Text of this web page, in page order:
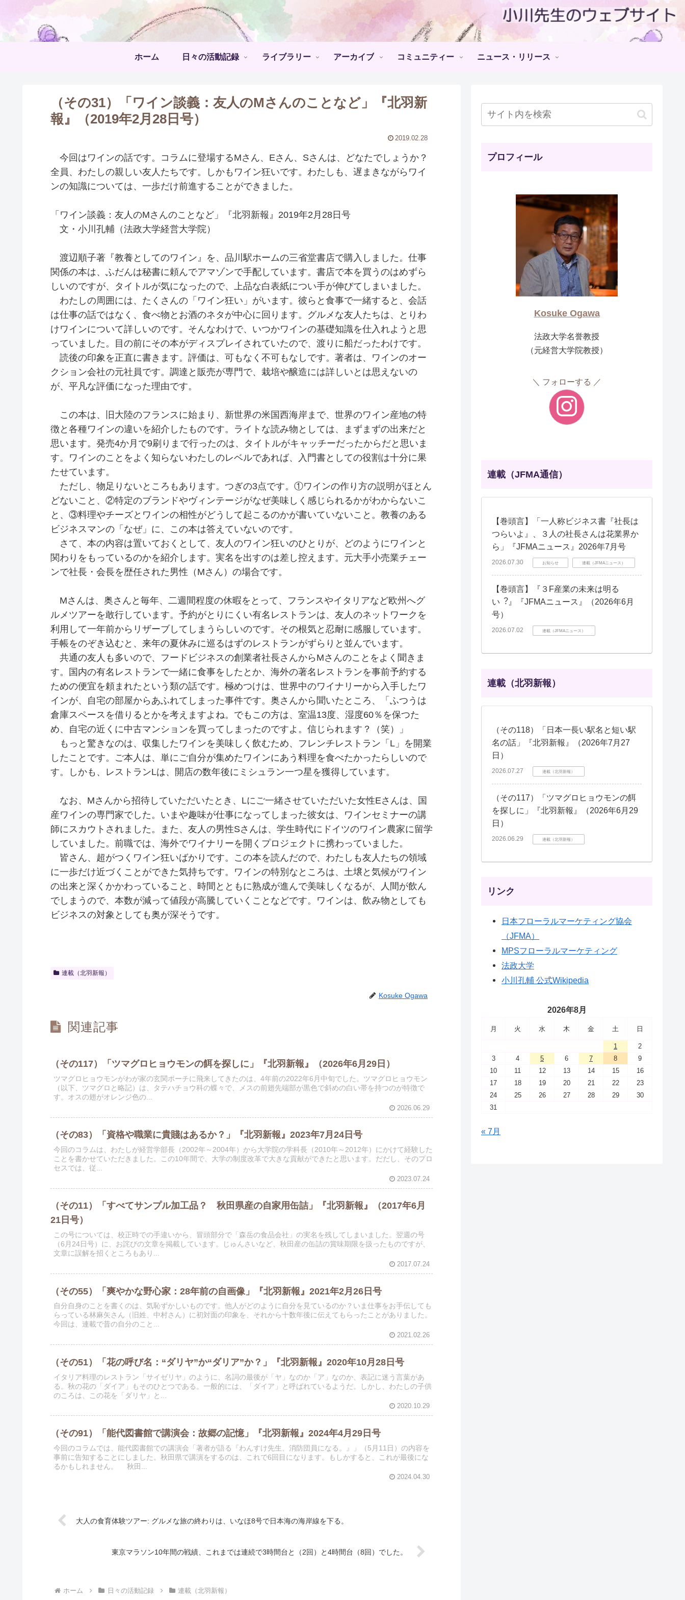
ホーム 日々の活動記録 ライブラリー アーカイブ コミュニティー ニュース・リリース
（その31）「ワイン談義：友人のMさんのことなど」『北羽新
報』（2019年2月28日号）
2019.02.28
今回はワインの話です。コラムに登場するMさん、Eさん、Sさんは、どなたでしょうか？
全員、わたしの親しい友人たちです。しかもワイン狂いです。わたしも、遅まきながらワイ
ンの知識については、一歩だけ前進することができました。
「ワイン談義：友人のMさんのことなど」『北羽新報』2019年2月28日号
文・小川孔輔（法政大学経営大学院）
渡辺順子著『教養としてのワイン』を、品川駅ホームの三省堂書店で購入しました。仕事
関係の本は、ふだんは秘書に頼んでアマゾンで手配しています。書店で本を買うのはめずら
しいのですが、タイトルが気になったので、上品な白表紙につい手が伸びてしまいました。
わたしの周囲には、たくさんの「ワイン狂い」がいます。彼らと食事で一緒すると、会話
は仕事の話ではなく、食べ物とお酒のネタが中心に回ります。グルメな友人たちは、とりわ
けワインについて詳しいのです。そんなわけで、いつかワインの基礎知識を仕入れようと思
っていました。目の前にその本がディスプレイされていたので、渡りに船だったわけです。
読後の印象を正直に書きます。評価は、可もなく不可もなしです。著者は、ワインのオー
クション会社の元社員です。調達と販売が専門で、栽培や醸造には詳しいとは思えないの
が、平凡な評価になった理由です。
この本は、旧大陸のフランスに始まり、新世界の米国西海岸まで、世界のワイン産地の特
徴と各種ワインの違いを紹介したものです。ライトな読み物としては、まずまずの出来だと
思います。発売4か月で9刷りまで行ったのは、タイトルがキャッチーだったからだと思いま
す。ワインのことをよく知らないわたしのレベルであれば、入門書としての役割は十分に果
たせています。
ただし、物足りないところもあります。つぎの3点です。①ワインの作り方の説明がほとん
どないこと、②特定のブランドやヴィンテージがなぜ美味しく感じられるかがわからないこ
と、③料理やチーズとワインの相性がどうして起こるのかが書いていないこと。教養のある
ビジネスマンの「なぜ」に、この本は答えていないのです。
さて、本の内容は置いておくとして、友人のワイン狂いのひとりが、どのようにワインと
関わりをもっているのかを紹介します。実名を出すのは差し控えます。元大手小売業チェー
ンで社長・会長を歴任された男性（Mさん）の場合です。
Mさんは、奥さんと毎年、二週間程度の休暇をとって、フランスやイタリアなど欧州へグ
ルメツアーを敢行しています。予約がとりにくい有名レストランは、友人のネットワークを
利用して一年前からリザーブしてしまうらしいのです。その根気と忍耐に感服しています。
手帳をのぞき込むと、来年の夏休みに巡るはずのレストランがずらりと並んでいます。
共通の友人も多いので、フードビジネスの創業者社長さんからMさんのことをよく聞きま
す。国内の有名レストランで一緒に食事をしたとか、海外の著名レストランを事前予約する
ための便宜を頼まれたという類の話です。極めつけは、世界中のワイナリーから入手したワ
インが、自宅の部屋からあふれてしまった事件です。奥さんから聞いたところ、「ふつうは
倉庫スペースを借りるとかを考えますよね。でもこの方は、室温13度、湿度60％を保つた
め、自宅の近くに中古マンションを買ってしまったのですよ。信じられます？（笑）」
もっと驚きなのは、収集したワインを美味しく飲むため、フレンチレストラン「L」を開業
したことです。ご本人は、単にご自分が集めたワインにあう料理を食べたかったらしいので
す。しかも、レストランLは、開店の数年後にミシュラン一つ星を獲得しています。
なお、Mさんから招待していただいたとき、Lにご一緒させていただいた女性Eさんは、国
産ワインの専門家でした。いまや趣味が仕事になってしまった彼女は、ワインセミナーの講
師にスカウトされました。また、友人の男性Sさんは、学生時代にドイツのワイン農家に留学
していました。前職では、海外でワイナリーを開くプロジェクトに携わっていました。
皆さん、超がつくワイン狂いばかりです。この本を読んだので、わたしも友人たちの領域
に一歩だけ近づくことができた気持ちです。ワインの特別なところは、土壌と気候がワイン
の出来と深くかかわっていること、時間とともに熟成が進んで美味しくなるが、人間が飲ん
でしまうので、本数が減って値段が高騰していくことなどです。ワインは、飲み物としても
ビジネスの対象としても奥が深そうです。
連載（北羽新報）
Kosuke Ogawa
関連記事
（その117）「ツマグロヒョウモンの餌を探しに」『北羽新報』（2026年6月29日）
ツマグロヒョウモンがわが家の玄関ポーチに飛来してきたのは、4年前の2022年6月中旬でした。ツマグロヒョウモン
（以下、ツマグロと略記）は、タテハチョウ科の蝶々で、メスの前翅先端部が黒色で斜めの白い帯を持つのが特徴で
す。オスの翅がオレンジ色の...
2026.06.29
（その83）「資格や職業に貴賤はあるか？」『北羽新報』2023年7月24日号
今回のコラムは、わたしが経営学部長（2002年～2004年）から大学院の学科長（2010年～2012年）にかけて経験した
ことを書かせていただきました。この10年間で、大学の制度改革で大きな貢献ができたと思います。だだし、そのプロ
セスでは、従...
2023.07.24
（その11）「すべてサンプル加工品？ 秋田県産の自家用缶詰」『北羽新報』（2017年6月
21日号）
この号については、校正時での手違いから、冒頭部分で「森岳の食品会社」の実名を残してしまいました。翌週の号
（6月24日号）に、お詫びの文章を掲載しています。じゅんさいなど、秋田産の缶詰の賞味期限を扱ったものですが、
文章に誤解を招くところもあり...
2017.07.24
（その55）「爽やかな野心家：28年前の自画像」『北羽新報』2021年2月26日号
自分自身のことを書くのは、気恥ずかしいものです。他人がどのように自分を見ているのか？いま仕事をお手伝しても
らっている林麻矢さん（旧姓、中村さん）に初対面の印象を、それから十数年後に伝えてもらったことがありました。
今回は、連載で昔の自分のこと...
2021.02.26
（その51）「花の呼び名：“ダリヤ”か“ダリア”か？」『北羽新報』2020年10月28日号
イタリア料理のレストラン「サイゼリヤ」のように、名詞の最後が「ヤ」なのか「ア」なのか、表記に迷う言葉があ
る。秋の花の「ダイア」もそのひとつである。一般的には、「ダイア」と呼ばれているようだ。しかし、わたしの子供
のころは、この花を「ダリヤ」と...
2020.10.29
（その91）「能代図書館で講演会：故郷の記憶」『北羽新報』2024年4月29日号
今回のコラムでは、能代図書館での講演会「著者が語る『わんすけ先生、消防団員になる。』」（5月11日）の内容を
事前に告知することにしました。秋田県で講演をするのは、これで6回目になります。もしかすると、これが最後にな
るかもしれません。 秋田...
2024.04.30
大人の食育体験ツアー: グルメな旅の終わりは、いなほ8号で日本海の海岸線を下る。
東京マラソン10年間の戦績、これまでは連続で3時間台と（2回）と4時間台（8回）でした。
ホーム 日々の活動記録 連載（北羽新報）
プロフィール
Kosuke Ogawa
法政大学名誉教授
（元経営大学院教授）
フォローする
連載（JFMA通信）
【巻頭言】「一人称ビジネス書『社長は
つらいよ』、３人の社長さんは花業界か
ら」『JFMAニュース』2026年7月号
2026.07.30 お知らせ 連載（JFMAニュース）
【巻頭言】『３F産業の未来は明る
い︖』『JFMAニュース』（2026年6月
号）
2026.07.02 連載（JFMAニュース）
連載（北羽新報）
（その118）「日本一長い駅名と短い駅
名の話」『北羽新報』（2026年7月27
日）
2026.07.27 連載（北羽新報）
（その117）「ツマグロヒョウモンの餌
を探しに」『北羽新報』（2026年6月29
日）
2026.06.29 連載（北羽新報）
リンク
日本フローラルマーケティング協会
（JFMA）
MPSフローラルマーケティング
法政大学
小川孔輔 公式Wikipedia
2026年8月
月 火 水 木 金 土 日
1
2
3
4 5 6 7 8
9
10
11 12 13 14 15
16
17
18 19 20 21 22
23
24
25 26 27 28 29
30
31
« 7月